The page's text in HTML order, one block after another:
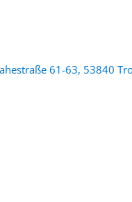
61-63, 53840